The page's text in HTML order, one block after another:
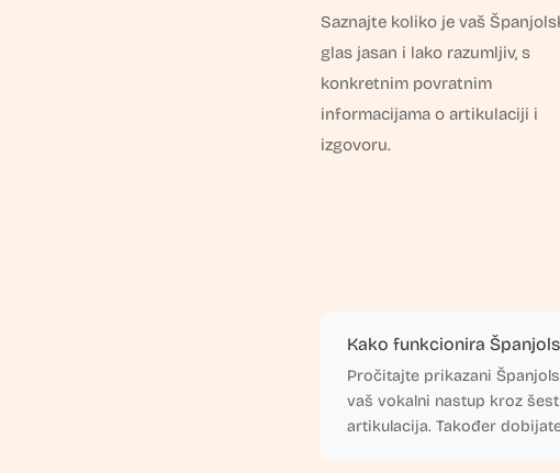
Saznajte koliko je vaš
glas jasan i lako razumljiv, s
konkretnim povratnim
informacijama o artikulaciji i
izgovoru.
Kako funkcionira
Pročitajte prikazani
vaš vokalni nastup kroz
artikulacija. Također